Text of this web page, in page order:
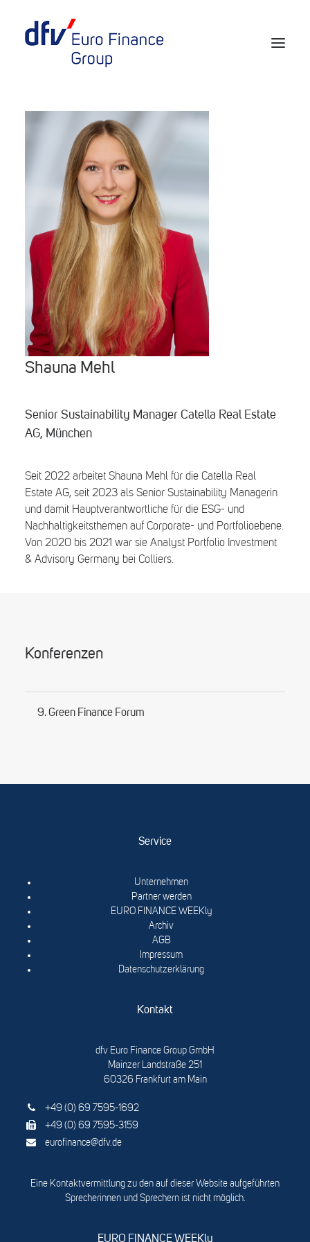
Events 2026/2027
Tickets 29th EURO FINANCE WEEK
Partner werden
European Banker of the Year
Rückblick
Über uns
Search
Shauna Mehl
Senior Sustainability Manager Catella Real Estate
AG, München
Seit 2022 arbeitet Shauna Mehl für die Catella Real
Estate AG, seit 2023 als Senior Sustainability Managerin
und damit Hauptverantwortliche für die ESG- und
Nachhaltigkeitsthemen auf Corporate- und Portfolioebene.
Von 2020 bis 2021 war sie Analyst Portfolio Investment
& Advisory Germany bei Colliers.
Konferenzen
9. Green Finance Forum
Service
Unternehmen
Partner werden
EURO FINANCE WEEKly
Archiv
AGB
Impressum
Datenschutzerklärung
Kontakt
dfv Euro Finance Group GmbH
Mainzer Landstraße 251
60326 Frankfurt am Main
+49 (0) 69 7595-1692
+49 (0) 69 7595-3159
eurofinance@dfv.de
Eine Kontaktvermittlung zu den auf dieser Website aufgeführten
Sprecherinnen und Sprechern ist nicht möglich.
EURO FINANCE WEEKly